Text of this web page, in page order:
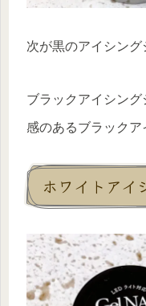
次が黒のアイシング
ブラックアイシン
感のあるブラックア
ホワイトアイ